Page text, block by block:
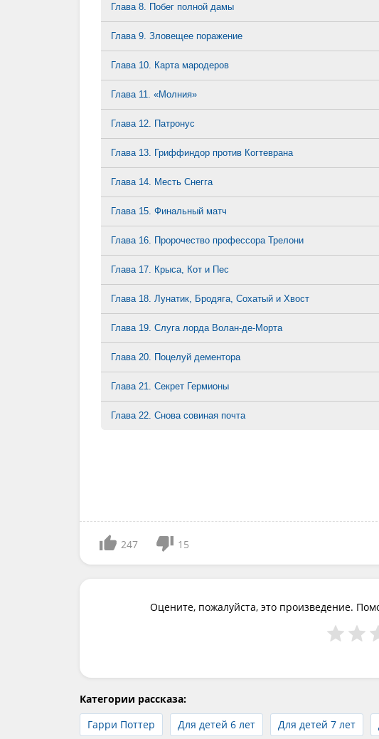
Глава 8. Побег полной дамы
Глава 9. Зловещее поражение
Глава 10. Карта мародеров
Глава 11. «Молния»
Глава 12. Патронус
Глава 13. Гриффиндор против Когтеврана
Глава 14. Месть Снегга
Глава 15. Финальный матч
Глава 16. Пророчество профессора Трелони
Глава 17. Крыса, Кот и Пес
Глава 18. Лунатик, Бродяга, Сохатый и Хвост
Глава 19. Слуга лорда Волан-де-Морта
Глава 20. Поцелуй дементора
Глава 21. Секрет Гермионы
Глава 22. Снова совиная почта
247 15
Оцените, пожалуйста, это произведение.
Категории рассказа:
Гарри Поттер
Для детей 6 лет Для детей 7 лет